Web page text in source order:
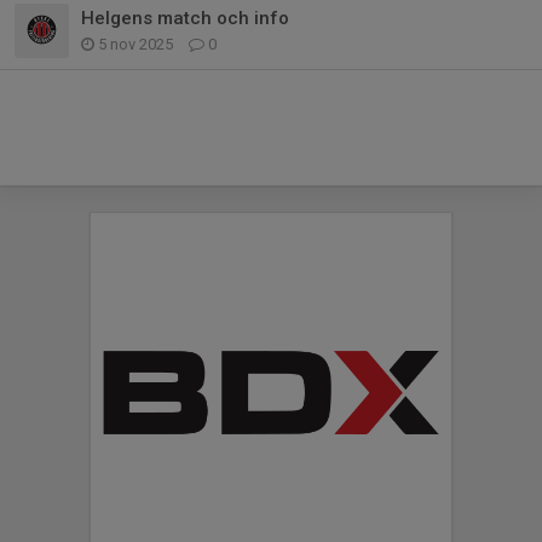
Helgens match och info
5 nov 2025 0